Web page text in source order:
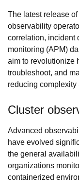
The latest release
observability
correlation, incident
monitoring (APM)
aim to revolutionize
troubleshoot, and
reducing
Cluster
Advanced
have evolved
the general
organizations
containerized